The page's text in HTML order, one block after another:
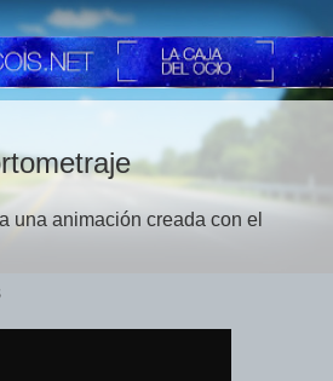
una animación creada con el